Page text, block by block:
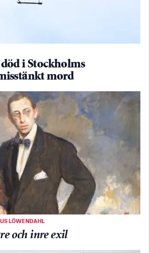
i Stockholms
mord
LÖWENDAHL
och inre exil